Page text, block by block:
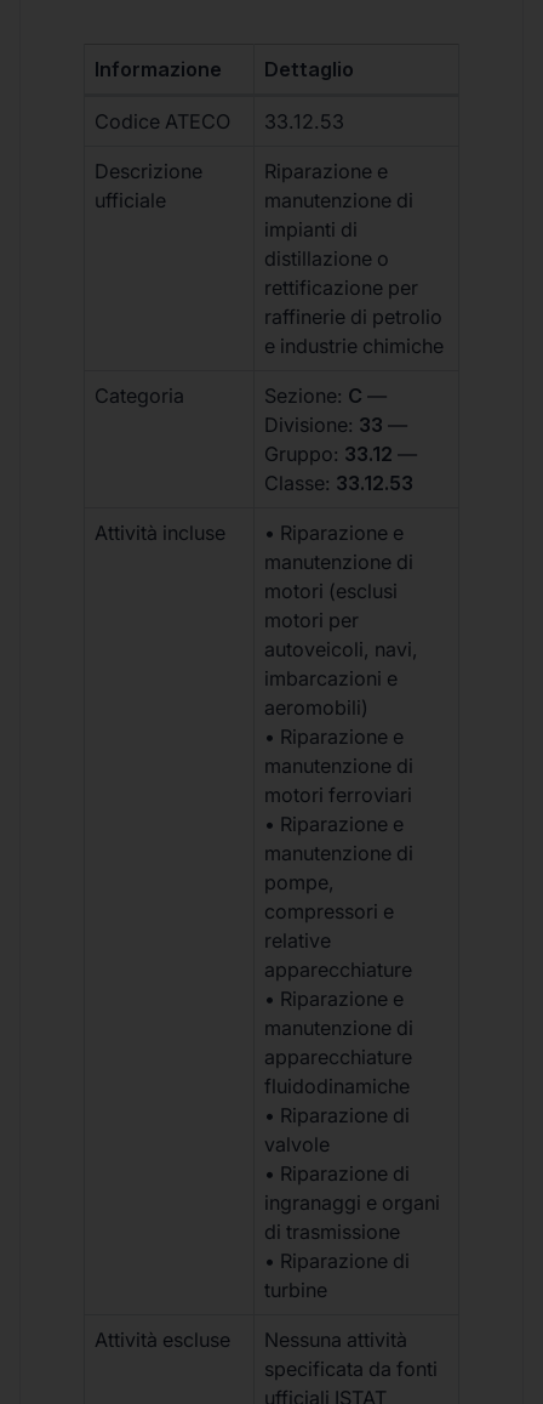
Informazione Dettaglio
Codice ATECO 33.12.53
Descrizione
ufficiale
Riparazione e
manutenzione di
impianti di
distillazione o
rettificazione per
raffinerie di petrolio
e industrie chimiche
Categoria Sezione: C —
Divisione: 33 —
Gruppo: 33.12 —
Classe: 33.12.53
Attività incluse
• Riparazione e
manutenzione di
motori (esclusi
motori per
autoveicoli, navi,
imbarcazioni e
aeromobili)
• Riparazione e
manutenzione di
motori ferroviari
• Riparazione e
manutenzione di
pompe,
compressori e
relative
apparecchiature
• Riparazione e
manutenzione di
apparecchiature
fluidodinamiche
• Riparazione di
valvole
• Riparazione di
ingranaggi e organi
di trasmissione
• Riparazione di
turbine
Attività escluse
Nessuna attività
specificata da fonti
ufficiali ISTAT